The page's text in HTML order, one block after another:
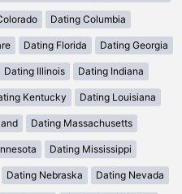
Dating Columbia
Dating Florida Dating Georgia
Dating Illinois Dating Indiana
Kentucky Dating Louisiana
Dating Massachusetts
Dating Mississippi
Dating Nebraska Dating Nevada